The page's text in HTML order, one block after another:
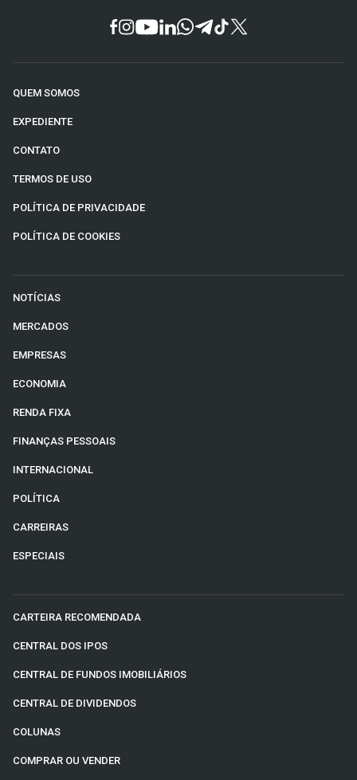
QUEM SOMOS
EXPEDIENTE
CONTATO
TERMOS DE USO
POLÍTICA DE PRIVACIDADE
POLÍTICA DE COOKIES
NOTÍCIAS
MERCADOS
EMPRESAS
ECONOMIA
RENDA FIXA
FINANÇAS PESSOAIS
INTERNACIONAL
POLÍTICA
CARREIRAS
ESPECIAIS
CARTEIRA RECOMENDADA
CENTRAL DOS IPOS
CENTRAL DE FUNDOS IMOBILIÁRIOS
CENTRAL DE DIVIDENDOS
COLUNAS
COMPRAR OU VENDER